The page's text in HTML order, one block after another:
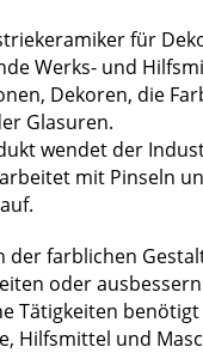
für
Werks- und
Dekoren, die
Glasuren.
wendet der
mit Pinseln
der farblichen
oder
Tätigkeiten
Hilfsmittel und